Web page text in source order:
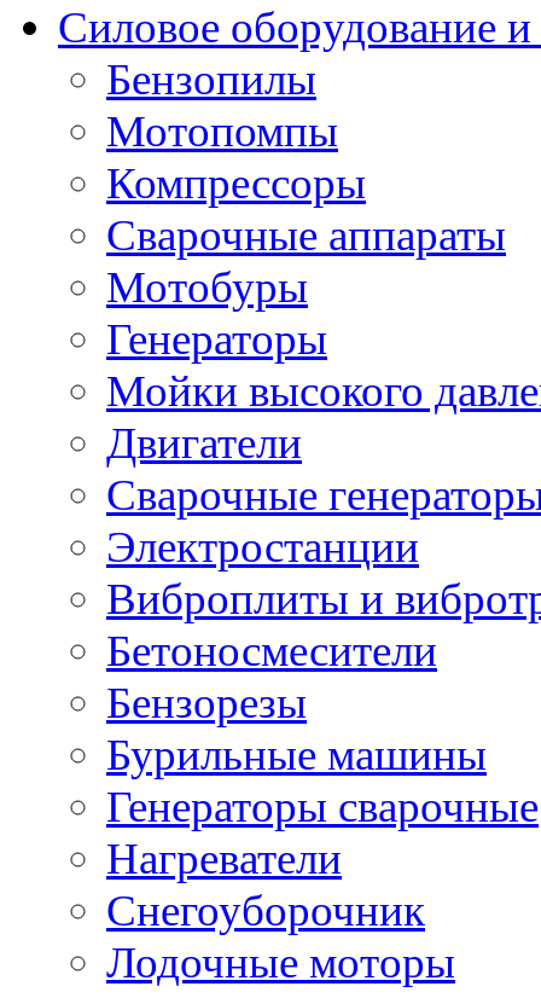
Силовое оборудование
Бензопилы
Мотопомпы
Компрессоры
Сварочные аппараты
Мотобуры
Генераторы
Мойки высокого
Двигатели
Сварочные
Электростанции
Виброплиты и
Бетоносмесители
Бензорезы
Бурильные машины
Генераторы сварочные
Нагреватели
Снегоуборочник
Лодочные моторы